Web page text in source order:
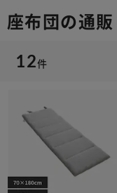
座布団の通販
12件
※ご確認くだ